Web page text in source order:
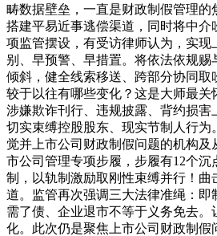
畴数据壁垒，一直是财政制假管理的
搭建平易近事逃偿渠道，同时将中介
项监管摆设，有受访律师认为，实现
别、早预警、早措置。将依法依规
倾斜，健全线索移送、跨部分协同取
较于以往有哪些变化？这是大师最关
涉嫌欺诈刊行、违规披露、背约损害
切实束缚控股股东、现实节制人行为
觉并上市公司财政制假问题的机构及
市公司管理专项步履，步履有12个
制，以轨制激励取刚性束缚并行！曲
道。监管再次强调三大法律准绳：即
需了债、企业退市不等于义务免去。
化。此次仍是聚焦上市公司财政制假